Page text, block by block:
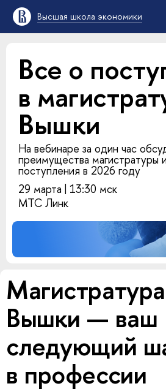
Высшая школа экономики
Все о
в
Вышки
На вебинаре за один час
преимущества магистратуры
поступления в 2026 году
29 марта | 13:30 мск
МТС Линк
Магистратура
Вышки — ваш
следующий
в профессии